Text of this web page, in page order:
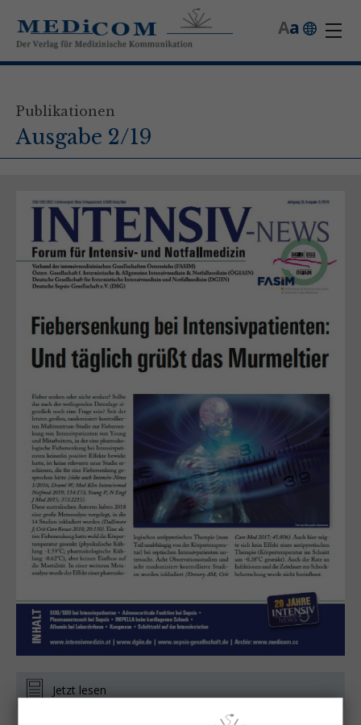
a
A
Publikationen
Ausgabe 2/19
Jetzt lesen